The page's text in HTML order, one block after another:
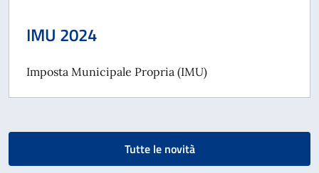
IMU 2024
Imposta Municipale Propria (IMU)
Tutte le novità